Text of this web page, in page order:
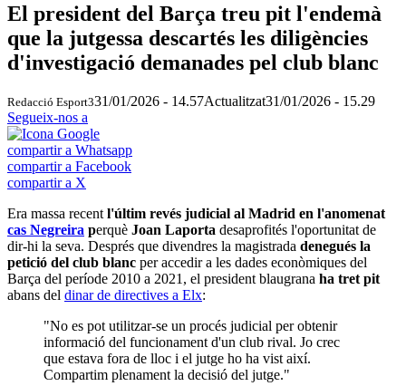
El president del Barça treu pit l'endemà
que la jutgessa descartés les diligències
d'investigació demanades pel club blanc
Redacció Esport331/01/2026 - 14.57Actualitzat31/01/2026 - 15.29
Segueix-nos a
compartir a Whatsapp
compartir a Facebook
compartir a X
Era massa recent l'últim revés judicial al Madrid en l'anomenat
cas Negreira perquè Joan Laporta desaprofités l'oportunitat de
dir-hi la seva. Després que divendres la magistrada denegués la
petició del club blanc per accedir a les dades econòmiques del
Barça del període 2010 a 2021, el president blaugrana ha tret pit
abans del dinar de directives a Elx:
"No es pot utilitzar-se un procés judicial per obtenir
informació del funcionament d'un club rival. Jo crec
que estava fora de lloc i el jutge ho ha vist així.
Compartim plenament la decisió del jutge."